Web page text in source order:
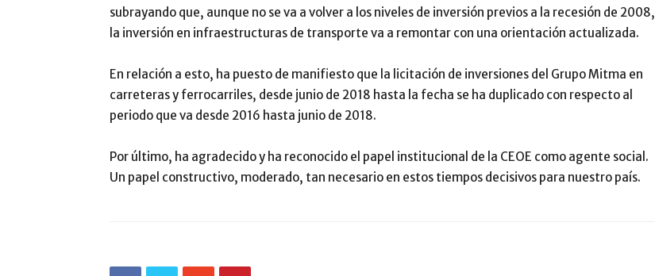
subrayando que, aunque no se va a volver a los niveles de inversión previos a la recesión de 2008,
la inversión en infraestructuras de transporte va a remontar con una orientación actualizada.
En relación a esto, ha puesto de manifiesto que la licitación de inversiones del Grupo Mitma en
carreteras y ferrocarriles, desde junio de 2018 hasta la fecha se ha duplicado con respecto al
periodo que va desde 2016 hasta junio de 2018.
Por último, ha agradecido y ha reconocido el papel institucional de la CEOE como agente social.
Un papel constructivo, moderado, tan necesario en estos tiempos decisivos para nuestro país.